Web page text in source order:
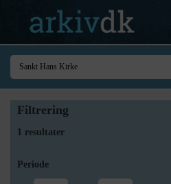
Filtrering
1 resultater
Periode